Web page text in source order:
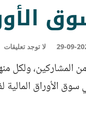
لا توجد تعليقات
المشاركين، ولكل
الأوراق المالية